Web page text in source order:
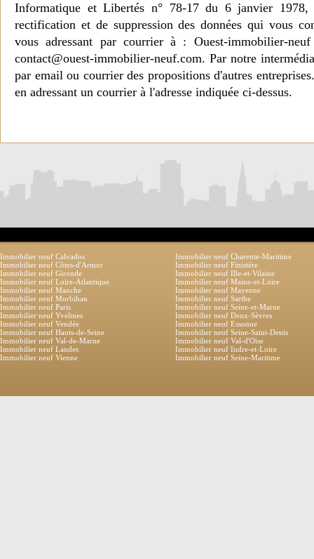
Informatique et Libertés n° 78-17 du 6 janvier 1978,
rectification et de suppression des données qui vous
vous adressant par courrier à : Ouest-immobilier-
contact@ouest-immobilier-neuf.com. Par notre
par email ou courrier des propositions d'autres
en adressant un courrier à l'adresse indiquée ci-dessus.
Immobilier neuf Calvados
Immobilier neuf Charente-Maritime
Immobilier neuf Côtes-d'Armor
Immobilier neuf Finistère
Immobilier neuf Gironde
Immobilier neuf Ille-et-Vilaine
Immobilier neuf Loire-Atlantique
Immobilier neuf Maine-et-Loire
Immobilier neuf Manche
Immobilier neuf Mayenne
Immobilier neuf Morbihan
Immobilier neuf Sarthe
Immobilier neuf Paris
Immobilier neuf Seine-et-Marne
Immobilier neuf Yvelines
Immobilier neuf Deux-Sèvres
Immobilier neuf Vendée
Immobilier neuf Essonne
Immobilier neuf Hauts-de-Seine
Immobilier neuf Seine-Saint-Denis
Immobilier neuf Val-de-Marne
Immobilier neuf Val-d'Oise
Immobilier neuf Landes
Immobilier neuf Indre-et-Loire
Immobilier neuf Vienne
Immobilier neuf Seine-Maritime